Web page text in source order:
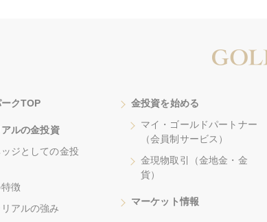
クTOP
ルの金投資
ジとしての金投
徴
アルの強み
金投資を始める
マイ・ゴールドパートナー
（会員制サービス）
金現物取引（金地金・金
貨）
マーケット情報